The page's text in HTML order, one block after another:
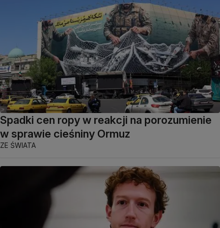
Spadki cen ropy w reakcji na porozumienie
w sprawie cieśniny Ormuz
ZE ŚWIATA